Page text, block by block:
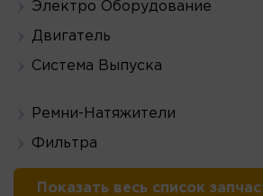
Электро Оборудование
Двигатель
Система Выпуска
Ремни-Натяжители
Фильтра
Показать весь список